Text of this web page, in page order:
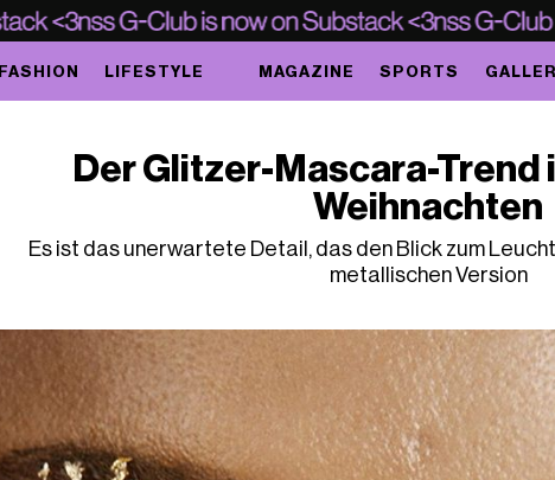
FASHION LIFESTYLE MAGAZINE SPORTS
Der Glitzer-Mascara-
Weihnachten
Es ist das unerwartete Detail, das den Blick zum
metallischen Version